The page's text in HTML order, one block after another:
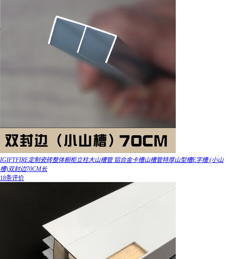
IGIFTFIRE定制瓷砖整体橱柜立柱大山槽管 铝合金卡槽山槽管特厚山型槽E字槽 (小山
槽)双封边70CM长
18条评价